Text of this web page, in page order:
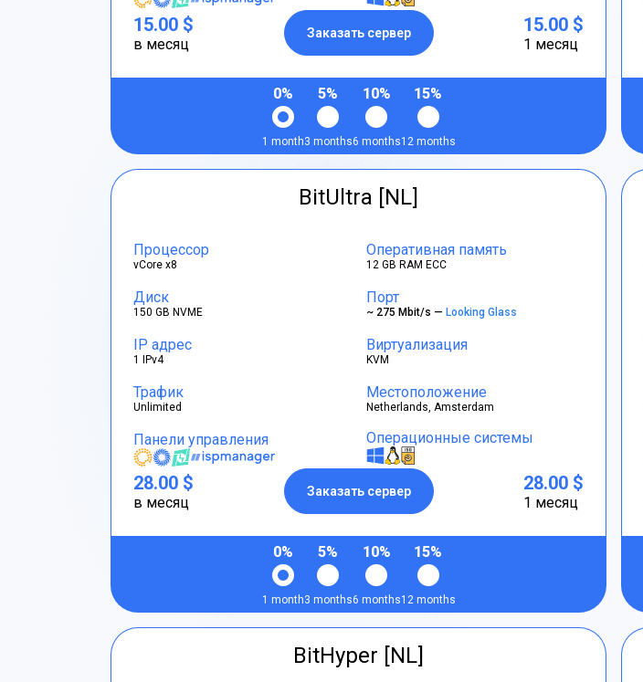
15.00 $
в месяц
Заказать сервер 15.00 $
1 месяц
0%
1 month
5%
3 months
10%
6 months
15%
12 months
BitUltra [NL]
Процессор
vCore x8
Оперативная память
12 GB RAM ECC
Диск
150 GB NVME
Порт
~ 275 Mbit/s — Looking Glass
IP адрес
1 IPv4
Виртуализация
KVM
Трафик
Unlimited
Местоположение
Netherlands, Amsterdam
Панели управления Операционные системы
28.00 $
в месяц
Заказать сервер 28.00 $
1 месяц
0%
1 month
5%
3 months
10%
6 months
15%
12 months
BitHyper [NL]